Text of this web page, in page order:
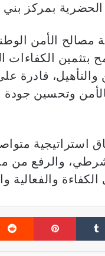
بمركز بني
الأمن
الكفاءات
والتأهيل،
وتحسين
استراتيجية
والرفع من
الكفاءة
Tumblr
Pinterest